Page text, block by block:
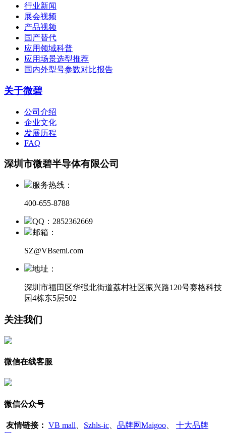
行业新闻
展会视频
产品视频
国产替代
应用领域科普
应用场景选型推荐
国内外型号参数对比报告
关于微碧
公司介绍
企业文化
发展历程
FAQ
深圳市微碧半导体有限公司
服务热线：
400-655-8788
QQ：2852362669
邮箱：
SZ@VBsemi.com
地址：
深圳市福田区华强北街道荔村社区振兴路120号赛格科技
园4栋东5层502
关注我们
微信在线客服
微信公众号
友情链接： VB mall Szhls-ic 品牌网Maigoo
十大品牌